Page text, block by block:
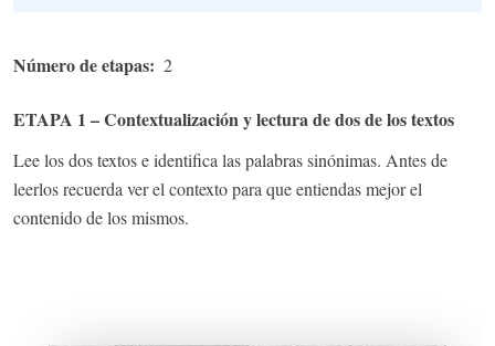
Número de etapas 2
ETAPA 1 – Contextualización y lectura de dos de los textos
Lee los dos textos e identifica las palabras sinónimas. Antes de
leerlos recuerda ver el contexto para que entiendas mejor el
contenido de los mismos.